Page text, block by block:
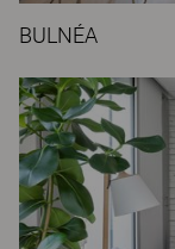
BULNÉA